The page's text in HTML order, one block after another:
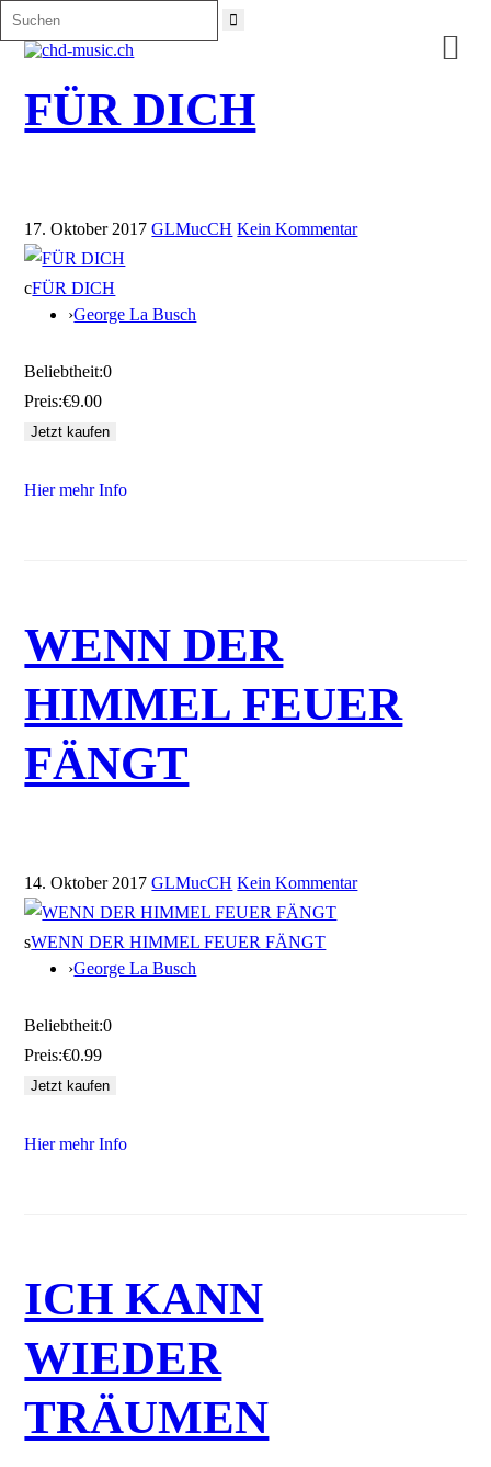

FÜR DICH
17. Oktober 2017 GLMucCH Kein Kommentar
cFÜR DICH
›George La Busch
Beliebtheit:0
Preis:€9.00
Hier mehr Info
WENN DER
HIMMEL FEUER
FÄNGT
14. Oktober 2017 GLMucCH Kein Kommentar
sWENN DER HIMMEL FEUER FÄNGT
›George La Busch
Beliebtheit:0
Preis:€0.99
Hier mehr Info
ICH KANN
WIEDER
TRÄUMEN